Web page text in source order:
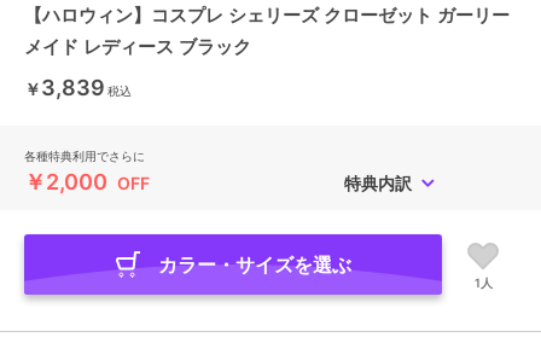
【ハロウィン】コスプレ シェリーズ クローゼット ガーリー
メイド レディース ブラック
￥3,839 税込
各種特典利用でさらに
￥2,000 OFF 特典内訳
カラー・サイズを選ぶ
1人